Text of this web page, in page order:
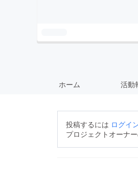
ホーム 活動
投稿するには ログイ
プロジェクトオーナ